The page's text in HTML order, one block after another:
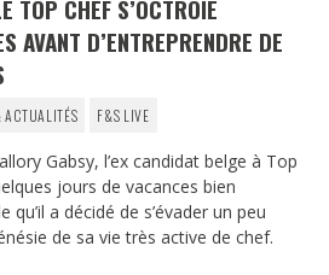
TOP CHEF S’OCTROIE
AVANT D’ENTREPRENDRE DE
ACTUALITÉS F&S LIVE
Gabsy, l’ex candidat belge à Top
jours de vacances bien
qu’il a décidé de s’évader un peu
de sa vie très active de chef.